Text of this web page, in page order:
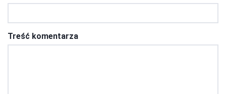
Treść komentarza